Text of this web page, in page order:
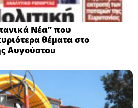
Νέα” που
θέματα στο
Αυγούστου